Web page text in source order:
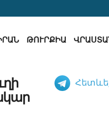
ԹՈՒՐՔԻԱ